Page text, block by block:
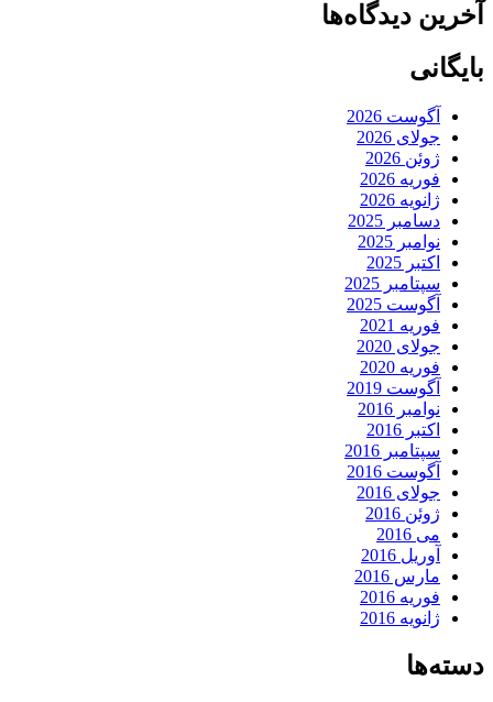
آخرین دیدگاه‌ها
بایگانی
آگوست 2026
جولای 2026
ژوئن 2026
فوریه 2026
ژانویه 2026
دسامبر 2025
نوامبر 2025
اکتبر 2025
سپتامبر 2025
آگوست 2025
فوریه 2021
جولای 2020
فوریه 2020
آگوست 2019
نوامبر 2016
اکتبر 2016
سپتامبر 2016
آگوست 2016
جولای 2016
ژوئن 2016
می 2016
آوریل 2016
مارس 2016
فوریه 2016
ژانویه 2016
دسته‌ها